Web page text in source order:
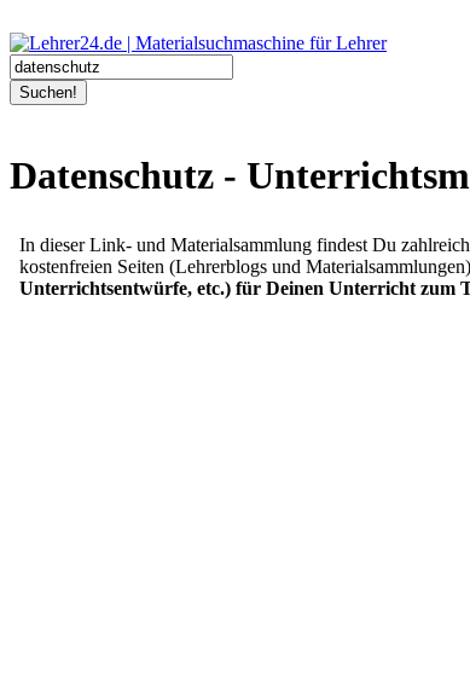
Suchen!
Datenschutz -
In dieser Link- und Materialsammlung findest Du
kostenfreien Seiten (Lehrerblogs und
Unterrichtsentwürfe, etc.) für Deinen Unterricht zum